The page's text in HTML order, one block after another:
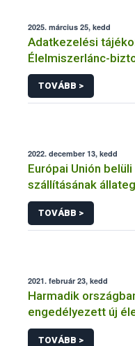
2025. március 25, kedd
Adatkezelési
Élelmiszerlánc-
tevékenységéhez
TOVÁBB >
2022. december 13, kedd
Európai Unión
szállításának
TOVÁBB >
2021. február 23, kedd
Harmadik
engedélyezett új
Unióban
TOVÁBB >